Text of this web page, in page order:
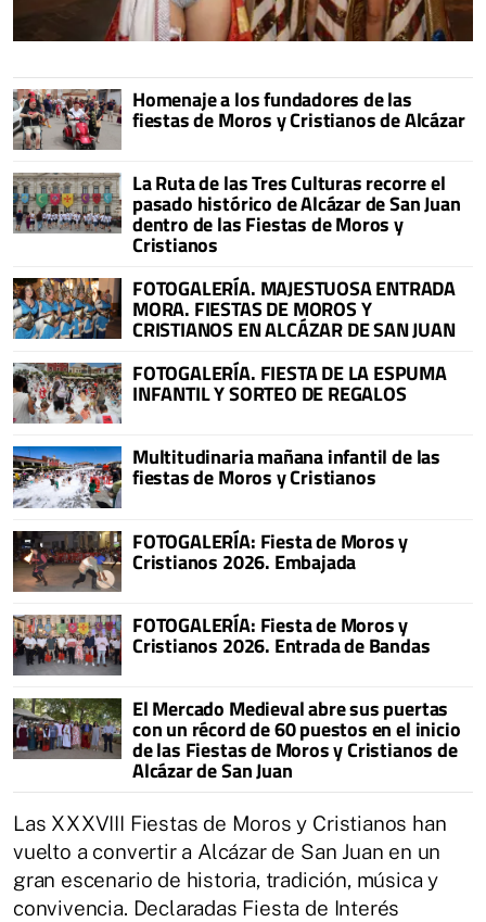
Homenaje a los fundadores de las
fiestas de Moros y Cristianos de Alcázar
La Ruta de las Tres Culturas recorre el
pasado histórico de Alcázar de San Juan
dentro de las Fiestas de Moros y
Cristianos
FOTOGALERÍA. MAJESTUOSA ENTRADA
MORA. FIESTAS DE MOROS Y
CRISTIANOS EN ALCÁZAR DE SAN JUAN
FOTOGALERÍA. FIESTA DE LA ESPUMA
INFANTIL Y SORTEO DE REGALOS
Multitudinaria mañana infantil de las
fiestas de Moros y Cristianos
FOTOGALERÍA: Fiesta de Moros y
Cristianos 2026. Embajada
FOTOGALERÍA: Fiesta de Moros y
Cristianos 2026. Entrada de Bandas
El Mercado Medieval abre sus puertas
con un récord de 60 puestos en el inicio
de las Fiestas de Moros y Cristianos de
Alcázar de San Juan
Las XXXVIII Fiestas de Moros y Cristianos han
vuelto a convertir a Alcázar de San Juan en un
gran escenario de historia, tradición, música y
convivencia. Declaradas Fiesta de Interés